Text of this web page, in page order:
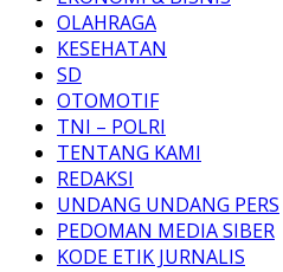
OLAHRAGA
KESEHATAN
SD
OTOMOTIF
TNI – POLRI
TENTANG KAMI
REDAKSI
UNDANG UNDANG PERS
PEDOMAN MEDIA SIBER
KODE ETIK JURNALIS